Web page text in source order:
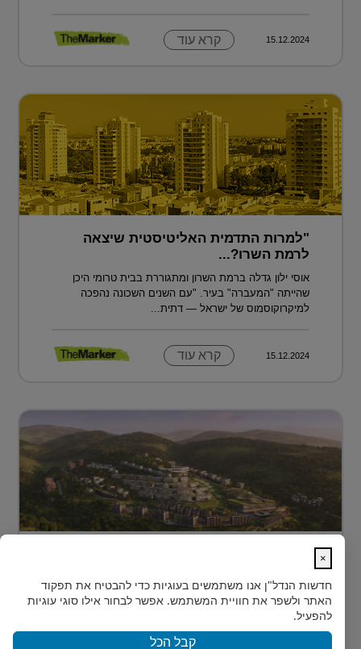
15.12.2024 קרא עוד
"למרות התדמית האליטיסטית שיצאה
לרמת השרו?...
אוסי ילון גדלה ברמת השרון ומתגוררת בבית טרומי היכן
שהייתה "המעברה" בעיר. "עם השנים השכונה נהפכה
למיקרוקוסמוס של ישראל — דתית...
15.12.2024 קרא עוד
בלב טביליסי, בין השכונות המבוקשות Vake וSaburtalo, כ-2
ק"מ בלבד מהאוניברסיטה של העיר, מוקם TBILISI
ACRES - פ...
×
חדשות הנדל"ן אנו משתמשים בעוגיות כדי להבטיח את תפקוד
האתר ולשפר את חוויית המשתמש. אפשר לבחור אילו סוגי עוגיות
להפעיל.
קבל הכל